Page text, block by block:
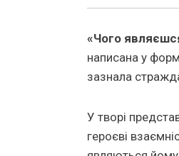
«Чого
написана у
зазнала
У творі
героєві